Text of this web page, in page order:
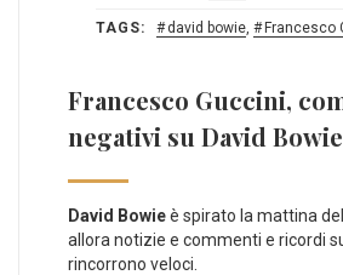
TAGS: david bowie Francesco
Francesco Guccini,
negativi su David Bowie
David Bowieè spirato la mattina
allora notizie e commenti e ricordi
rincorrono veloci.